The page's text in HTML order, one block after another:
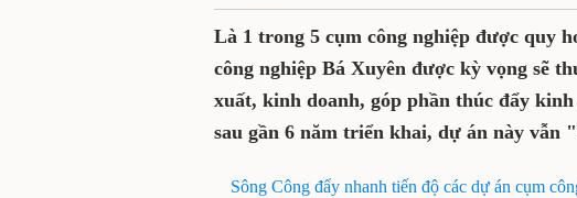
Là 1 trong 5 cụm công nghiệp được quy
công nghiệp Bá Xuyên được kỳ vọng sẽ
xuất, kinh doanh, góp phần thúc đẩy
sau gần 6 năm triển khai, dự án này vẫn
Sông Công đẩy nhanh tiến độ các dự án cụm